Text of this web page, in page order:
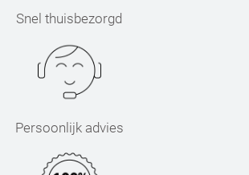
Snel thuisbezorgd
Persoonlijk advies